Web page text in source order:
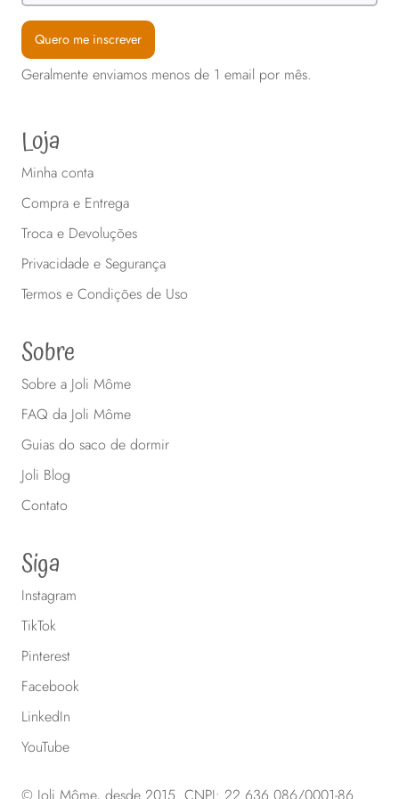
produto
produto
Quero me inscrever
Geralmente enviamos menos de 1 email por mês.
Loja
Minha conta
Compra e Entrega
Troca e Devoluções
Privacidade e Segurança
Termos e Condições de Uso
Sobre
Sobre a Joli Môme
FAQ da Joli Môme
Guias do saco de dormir
Joli Blog
Contato
Siga
Instagram
TikTok
Pinterest
Facebook
LinkedIn
YouTube
© Joli Môme, desde 2015. CNPJ: 22.636.086/0001-86